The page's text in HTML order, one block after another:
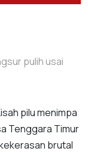
pulih usai
pilu menimpa
Tenggara Timur
brutal